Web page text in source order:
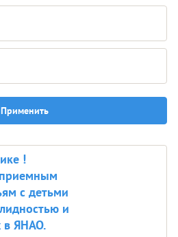
Применить
!
с детьми
и
в ЯНАО.